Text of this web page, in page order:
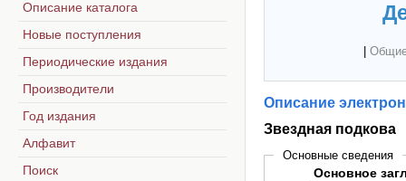
Описание
Звездная подкова
Основные сведения
Основное
Описание каталога
Новые поступления
Периодические издания
Производители
Год издания
Алфавит
Поиск